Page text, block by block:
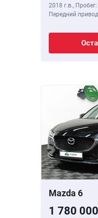
2018 г.в.,
Передний
Mazda 6
1 780 000